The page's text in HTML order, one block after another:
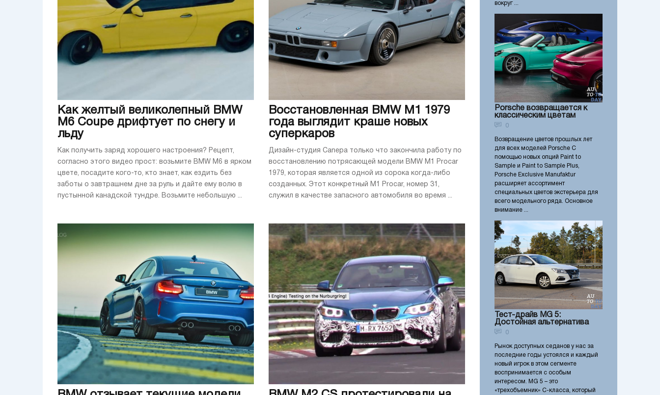
Как желтый великолепный BMW
M6 Coupe дрифтует по снегу и
льду
Как получить заряд хорошего настроения? Рецепт,
согласно этого видео прост: возьмите BMW M6 в ярком
цвете, посадите кого-то, кто знает, как ездить без
заботы о завтрашнем дне за руль и дайте ему волю в
пустынной канадской тундре. Возьмите небольшую ...
Восстановленная BMW M1 1979
года выглядит краше новых
суперкаров
Дизайн-студия Canepa только что закончила работу по
восстановлению потрясающей модели BMW M1 Procar
1979, которая является одной из сорока когда-либо
созданных. Этот конкретный M1 Procar, номер 31,
служил в качестве запасного автомобиля во время ...
вокруг ...
Porsche возвращается к
классическим цветам
0
Возвращение цветов прошлых лет
для всех моделей Porsche С
помощью новых опций Paint to
Sample и Paint to Sample Plus,
Porsche Exclusive Manufaktur
расширяет ассортимент
специальных цветов экстерьера для
всего модельного ряда. Основное
внимание ...
Тест-драйв MG 5:
Достойная альтернатива
0
Рынок доступных седанов у нас за
последние годы устоялся и каждый
новый игрок в этом сегменте
воспринимается с особым
интересом. MG 5 – это
«трехобъемник» С-класса, который